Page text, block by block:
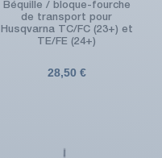
Béquille / bloque-fourche
de transport pour
Husqvarna TC/FC (23+) et
TE/FE (24+)
28,50 €